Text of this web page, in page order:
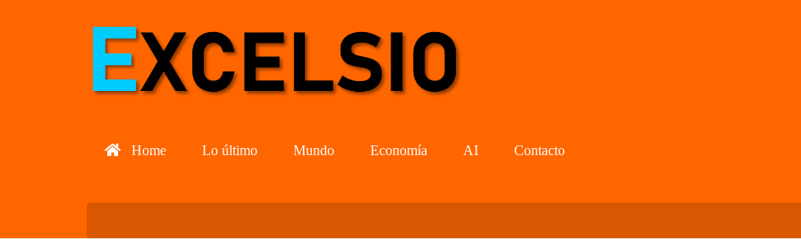
Home Lo último Mundo Economía AI Contacto